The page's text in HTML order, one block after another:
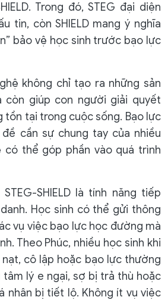
Trong đó, STEG đại diện
tin, còn SHIELD mang ý nghĩa
bảo vệ học sinh trước bạo lực
không chỉ tạo ra những sản
còn giúp con người giải quyết
tồn tại trong cuộc sống. Bạo lực
cần sự chung tay của nhiều
có thể góp phần vào quá trình
SHIELD là tính năng tiếp
Học sinh có thể gửi thông
vụ việc bạo lực học đường mà
Theo Phúc, nhiều học sinh khi
cô lập hoặc bạo lực thường
tâm lý e ngại, sợ bị trả thù hoặc
nhân bị tiết lộ. Không ít vụ việc